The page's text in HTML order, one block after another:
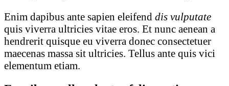
Enim dapibus ante sapien eleifend dis vulputate
quis viverra ultricies vitae eros. Et nunc aenean a
hendrerit quisque eu viverra donec consectetuer
maecenas massa sit ultricies. Tellus ante quis vici
elementum etiam.